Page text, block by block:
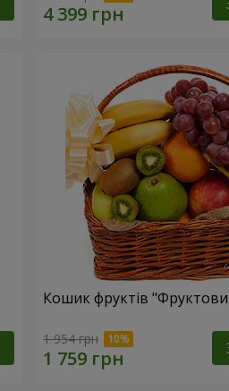
Кошик фруктів
1 954 грн